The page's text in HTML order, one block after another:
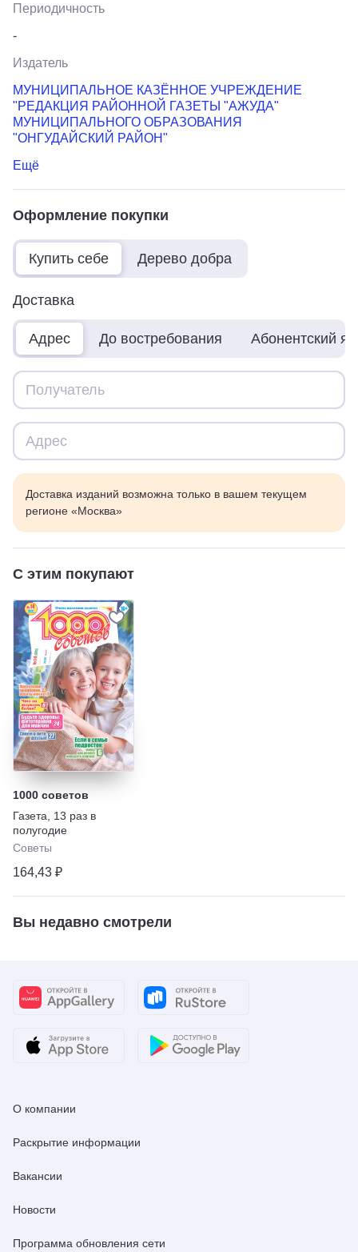
Периодичность
-
Издатель
МУНИЦИПАЛЬНОЕ КАЗЁННОЕ УЧРЕЖДЕНИЕ
"РЕДАКЦИЯ РАЙОННОЙ ГАЗЕТЫ "АЖУДА"
МУНИЦИПАЛЬНОГО ОБРАЗОВАНИЯ
"ОНГУДАЙСКИЙ РАЙОН"
Ещё
Оформление покупки
Купить себе Дерево добра
Доставка
Адрес До востребования Абонентский
Доставка изданий возможна только в вашем текущем
регионе «Москва»
С этим покупают
1000 советов
Газета
13 раз в
полугодие
Советы
164,43 ₽
Вы недавно смотрели
О компании
Раскрытие информации
Вакансии
Новости
Программа обновления сети